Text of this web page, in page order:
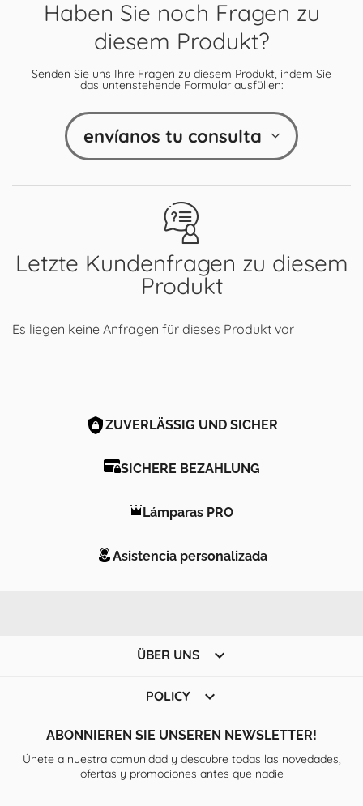
Letzte Kundenfragen zu diesem
Produkt
Es liegen keine Anfragen für dieses Produkt vor
Haben Sie noch Fragen zu
diesem Produkt?
Senden Sie uns Ihre Fragen zu diesem Produkt, indem Sie
das untenstehende Formular ausfüllen:
envíanos tu consulta
ZUVERLÄSSIG UND SICHER
SICHERE BEZAHLUNG
Lámparas PRO
Asistencia personalizada
ÜBER UNS 
POLICY 
ABONNIEREN SIE UNSEREN NEWSLETTER!
Únete a nuestra comunidad y descubre todas las novedades,
ofertas y promociones antes que nadie